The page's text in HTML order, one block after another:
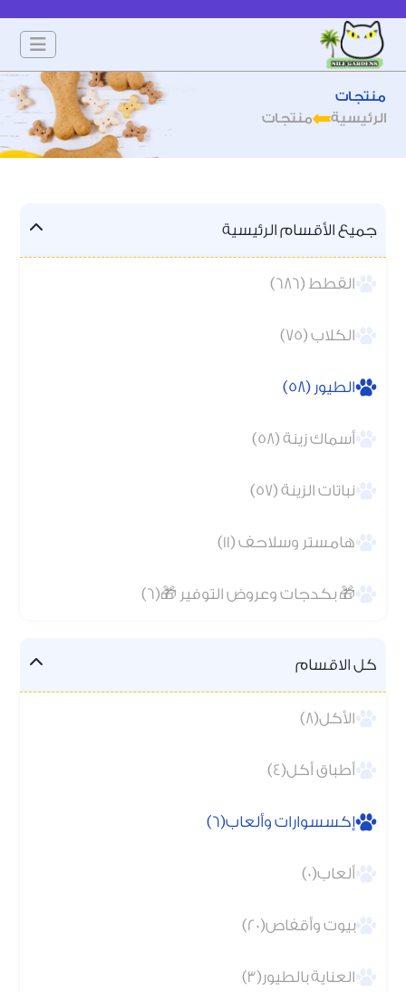
منتجات
الرئيسية
منتجات
جميع الأقسام الرئيسية
القطط (686)
الكلاب (75)
الطيور (58)
أسماك زينة (58)
نباتات الزينة (57)
هامستر وسلاحف (11)
🎁 بكدجات وعروض التوفير 🎁(6)
كل الاقسام
الأكل(8)
أطباق أكل(4)
إكسسوارات وألعاب(6)
ألعاب(0)
بيوت وأقفاص(20)
العناية بالطيور(3)